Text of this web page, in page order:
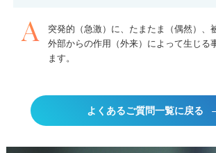
A 突発的 （急激 ） に、たまたま （偶然）
外部からの作用 （外来） によって生じる
ます。
よくあるご質問一覧に戻る